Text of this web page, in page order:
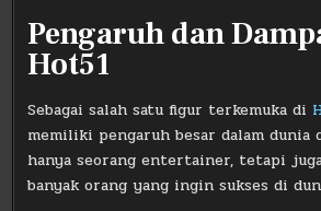
Pengaruh dan
Hot51
Sebagai salah satu figur terkemuka di
memiliki pengaruh besar dalam dunia
hanya seorang entertainer, tetapi
banyak orang yang ingin sukses di